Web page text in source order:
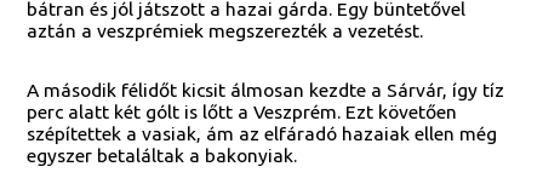
bátran és jól játszott a hazai gárda. Egy büntetővel
aztán a veszprémiek megszerezték a vezetést.
A második félidőt kicsit álmosan kezdte a Sárvár, így tíz
perc alatt két gólt is lőtt a Veszprém. Ezt követően
szépítettek a vasiak, ám az elfáradó hazaiak ellen még
egyszer betaláltak a bakonyiak.